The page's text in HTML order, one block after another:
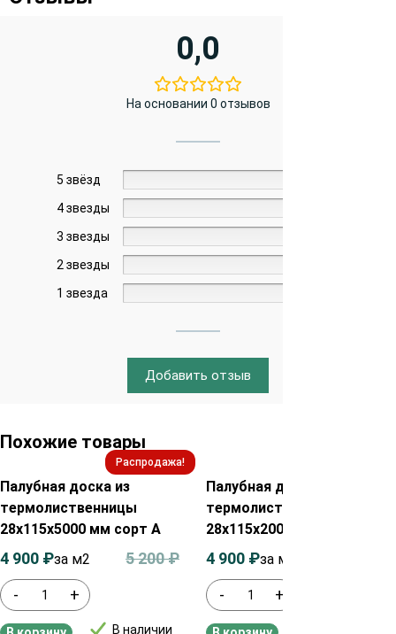
0,0
На основании 0 отзывов
5 звёзд
4 звезды
3 звезды
2 звезды
1 звезда
Добавить отзыв
Похожие товары
Распродажа!
Палубная доска из
термолиственницы
28х115х5000 мм сорт А
- +
В наличии
5 200₽
4 900 ₽за м2
Палубная доска из
термолиственницы
28х115х2000 мм сорт А
- +
4 900 ₽за м2